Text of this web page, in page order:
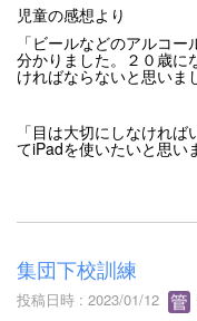
児童の感想より
「ビールなどのアルコ
分かりました。２０歳に
ければならないと思いま
「目は大切にしなけれ
てiPadを使いたいと思い
集団下校訓練
投稿日時 : 2023/01/12